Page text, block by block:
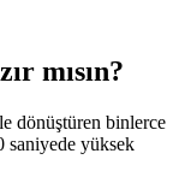
mısın?
dönüştüren binlerce
saniyede yüksek